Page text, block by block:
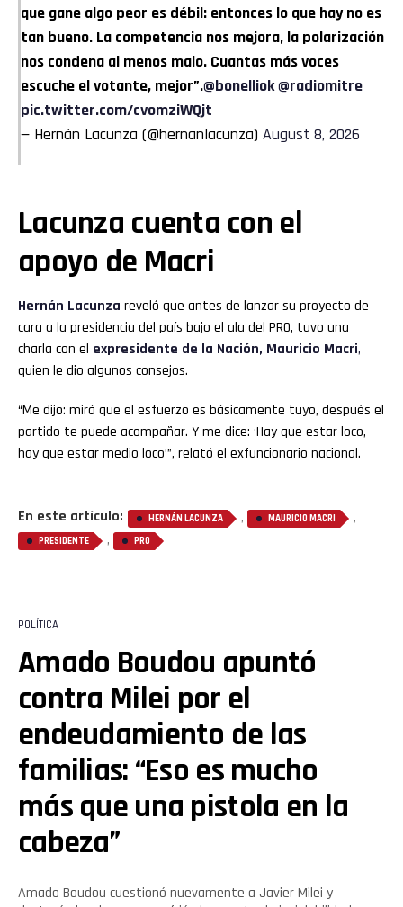
que gane algo peor es débil: entonces lo que hay no es
tan bueno. La competencia nos mejora, la polarización
nos condena al menos malo. Cuantas más voces
escuche el votante, mejor”.@bonelliok@radiomitre
pic.twitter.com/cvomziWQjt
— Hernán Lacunza (@hernanlacunza) August 8, 2026
Lacunza cuenta con el
apoyo de Macri
Hernán Lacunza reveló que antes de lanzar su proyecto de
cara a la presidencia del país bajo el ala del PRO, tuvo una
charla con el expresidente de la Nación, Mauricio Macri,
quien le dio algunos consejos.
“Me dijo: mirá que el esfuerzo es básicamente tuyo, después el
partido te puede acompañar. Y me dice: ‘Hay que estar loco,
hay que estar medio loco’”, relató el exfuncionario nacional.
En este artículo: HERNÁN LACUNZA , MAURICIO MACRI ,
PRESIDENTE , PRO
POLÍTICA
Amado Boudou apuntó
contra Milei por el
endeudamiento de las
familias: “Eso es mucho
más que una pistola en la
cabeza”
Amado Boudou cuestionó nuevamente a Javier Milei y